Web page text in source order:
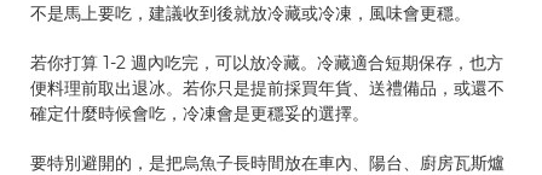
不是馬上要吃，建議收到後就放冷藏或冷凍，風味會更穩。
若你打算 1-2 週內吃完，可以放冷藏。冷藏適合短期保存，也方
便料理前取出退冰。若你只是提前採買年貨、送禮備品，或還不
確定什麼時候會吃，冷凍會是更穩妥的選擇。
要特別避開的，是把烏魚子長時間放在車內、陽台、廚房瓦斯爐